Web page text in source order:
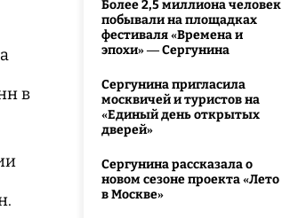
в
Более 2,5 миллиона человек
побывали на площадках
фестиваля «Времена и
эпохи» — Сергунина
Сергунина пригласила
москвичей и туристов на
«Единый день открытых
дверей»
Сергунина рассказала о
новом сезоне проекта «Лето
в Москве»